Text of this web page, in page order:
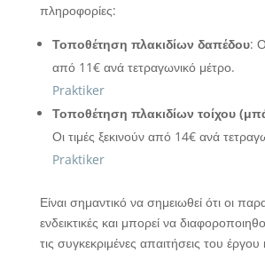
πληροφορίες:
Τοποθέτηση πλακιδίων δαπέδου:
από 11€ ανά τετραγωνικό μέτρο.
Praktiker
Τοποθέτηση πλακιδίων τοίχου
Οι τιμές ξεκινούν από 14€ ανά
Praktiker
Είναι σημαντικό να σημειωθεί ότι οι
ενδεικτικές και μπορεί να
τις συγκεκριμένες απαιτήσεις του έργου